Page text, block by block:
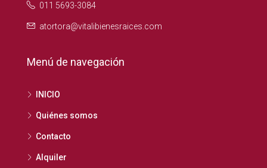
011 5693-3084
atortora@vitalibienesraices.com
Menú de navegación
INICIO
Quiénes somos
Contacto
Alquiler